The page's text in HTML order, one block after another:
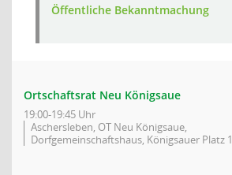
Öffentliche Bekanntmachung
Ortschaftsrat Neu Königsaue
19:00-19:45 Uhr
Aschersleben, OT Neu Königsaue,
Dorfgemeinschaftshaus, Königsauer Platz 1